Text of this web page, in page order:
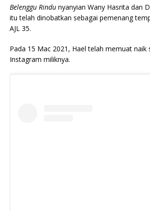
Belenggu Rindu nyanyian Wany Hasrita dan
itu telah dinobatkan sebagai pemenang
AJL 35.
Pada 15 Mac 2021, Hael telah memuat naik
Instagram miliknya.